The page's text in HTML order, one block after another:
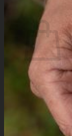
Winkelwagen
Geen
Terug naar